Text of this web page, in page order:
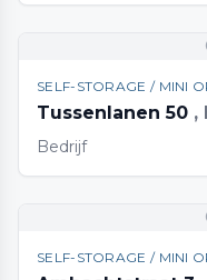
SELF-STORAGE / MINI
Tussenlanen 50 ,
Bedrijf
SELF-STORAGE / MINI